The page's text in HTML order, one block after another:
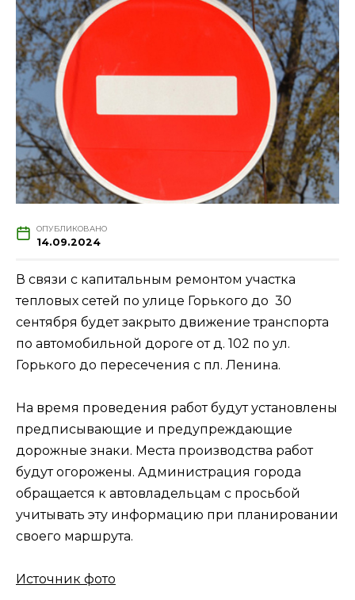
ОПУБЛИКОВАНО
14.09.2024
В связи с капитальным ремонтом участка
тепловых сетей по улице Горького до 30
сентября будет закрыто движение транспорта
по автомобильной дороге от д. 102 по ул.
Горького до пересечения с пл. Ленина.
На время проведения работ будут установлены
предписывающие и предупреждающие
дорожные знаки. Места производства работ
будут огорожены. Администрация города
обращается к автовладельцам с просьбой
учитывать эту информацию при планировании
своего маршрута.
Источник фото